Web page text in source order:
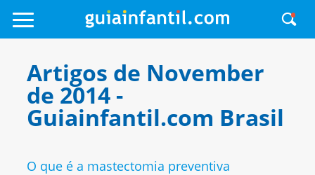
Artigos de November
de 2014 -
Guiainfantil.com Brasil
O que é a mastectomia preventiva